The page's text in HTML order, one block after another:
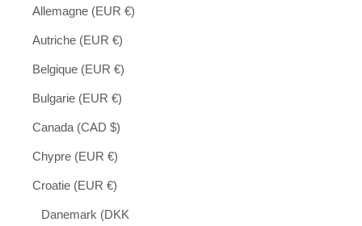
Allemagne (EUR €)
Autriche (EUR €)
Belgique (EUR €)
Bulgarie (EUR €)
Canada (CAD $)
Chypre (EUR €)
Croatie (EUR €)
Danemark (DKK